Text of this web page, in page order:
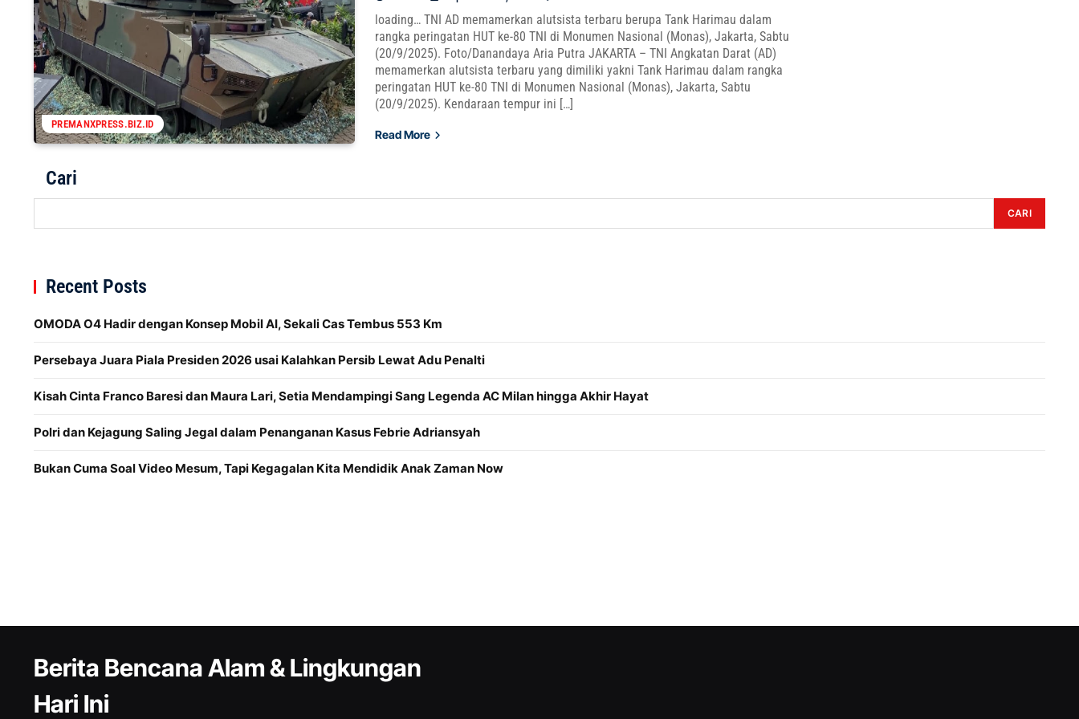
PREMANXPRESS.BIZ.ID
loading… TNI AD memamerkan alutsista terbaru berupa Tank Harimau dalam
rangka peringatan HUT ke-80 TNI di Monumen Nasional (Monas), Jakarta, Sabtu
(20/9/2025). Foto/Danandaya Aria Putra JAKARTA – TNI Angkatan Darat (AD)
memamerkan alutsista terbaru yang dimiliki yakni Tank Harimau dalam rangka
peringatan HUT ke-80 TNI di Monumen Nasional (Monas), Jakarta, Sabtu
(20/9/2025). Kendaraan tempur ini […]
Read More
Cari
CARI
Recent Posts
OMODA O4 Hadir dengan Konsep Mobil AI, Sekali Cas Tembus 553 Km
Persebaya Juara Piala Presiden 2026 usai Kalahkan Persib Lewat Adu Penalti
Kisah Cinta Franco Baresi dan Maura Lari, Setia Mendampingi Sang Legenda AC Milan hingga Akhir Hayat
Polri dan Kejagung Saling Jegal dalam Penanganan Kasus Febrie Adriansyah
Bukan Cuma Soal Video Mesum, Tapi Kegagalan Kita Mendidik Anak Zaman Now
Berita Bencana Alam & Lingkungan
Hari Ini